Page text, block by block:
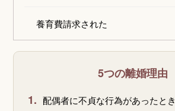
養育費請求された
5つの離婚理由
1. 配偶者に不貞な行為があったとき